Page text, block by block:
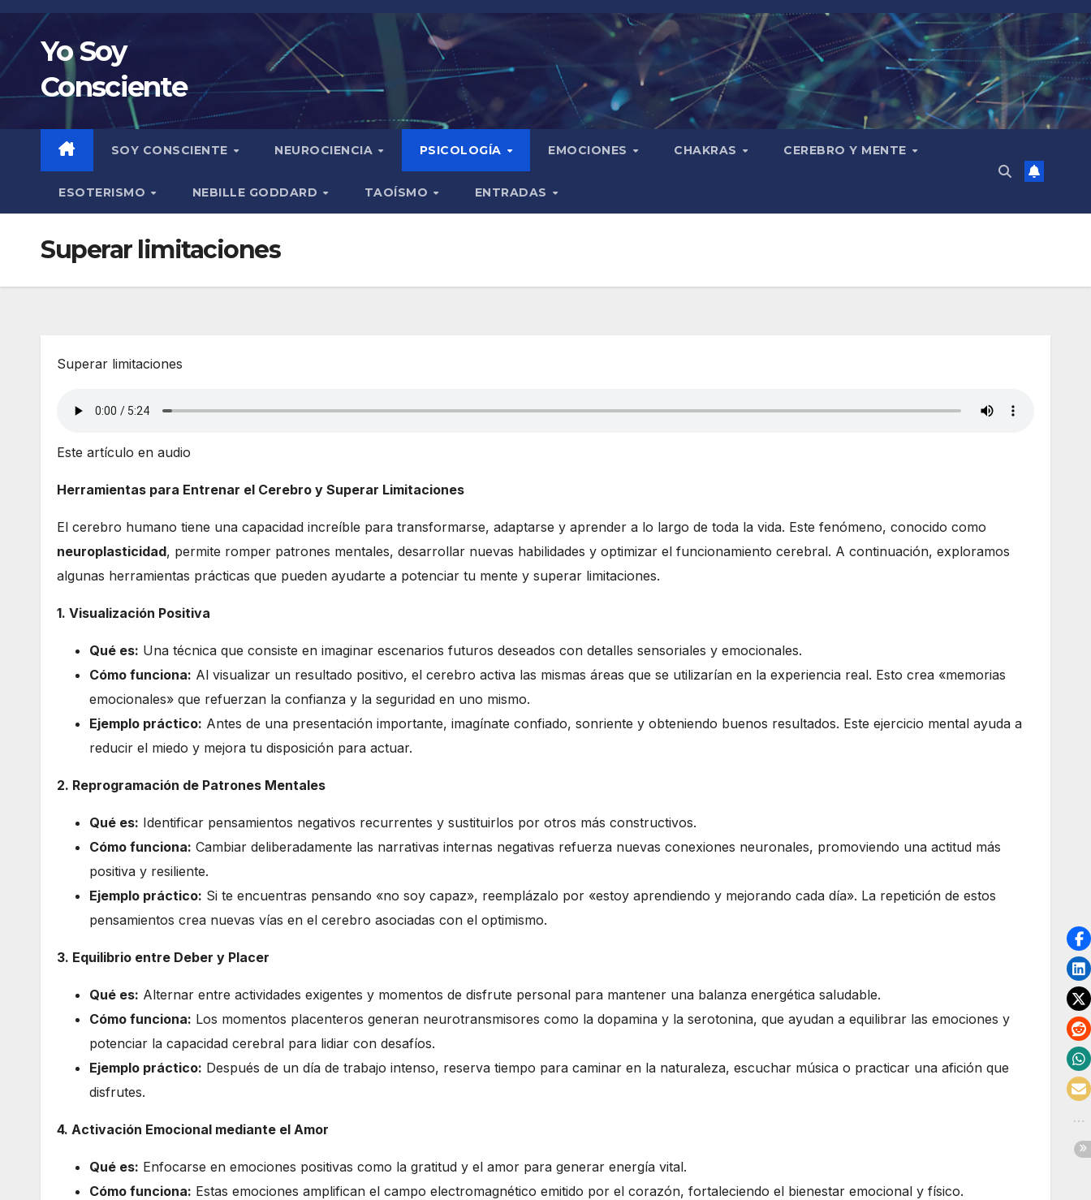
Saltar
contenidoYo Soy
Consciente
SOY CONSCIENTE NEUROCIENCIA PSICOLOGÍA EMOCIONES CHAKRAS CEREBRO Y MENTE
ESOTERISMO NEBILLE GODDARD TAOÍSMO ENTRADAS
Superar limitaciones
Superar limitaciones
Este artículo en audio
Herramientas para Entrenar el Cerebro y Superar Limitaciones
El cerebro humano tiene una capacidad increíble para transformarse, adaptarse y aprender a lo largo de toda la vida. Este fenómeno, conocido como
neuroplasticidad, permite romper patrones mentales, desarrollar nuevas habilidades y optimizar el funcionamiento cerebral. A continuación, exploramos
algunas herramientas prácticas que pueden ayudarte a potenciar tu mente y superar limitaciones.
1. Visualización Positiva
Qué es: Una técnica que consiste en imaginar escenarios futuros deseados con detalles sensoriales y emocionales.
Cómo funciona: Al visualizar un resultado positivo, el cerebro activa las mismas áreas que se utilizarían en la experiencia real. Esto crea «memorias
emocionales» que refuerzan la confianza y la seguridad en uno mismo.
Ejemplo práctico: Antes de una presentación importante, imagínate confiado, sonriente y obteniendo buenos resultados. Este ejercicio mental ayuda a
reducir el miedo y mejora tu disposición para actuar.
2. Reprogramación de Patrones Mentales
Qué es: Identificar pensamientos negativos recurrentes y sustituirlos por otros más constructivos.
Cómo funciona: Cambiar deliberadamente las narrativas internas negativas refuerza nuevas conexiones neuronales, promoviendo una actitud más
positiva y resiliente.
Ejemplo práctico: Si te encuentras pensando «no soy capaz», reemplázalo por «estoy aprendiendo y mejorando cada día». La repetición de estos
pensamientos crea nuevas vías en el cerebro asociadas con el optimismo.
3. Equilibrio entre Deber y Placer
Qué es: Alternar entre actividades exigentes y momentos de disfrute personal para mantener una balanza energética saludable.
Cómo funciona: Los momentos placenteros generan neurotransmisores como la dopamina y la serotonina, que ayudan a equilibrar las emociones y
potenciar la capacidad cerebral para lidiar con desafíos.
Ejemplo práctico: Después de un día de trabajo intenso, reserva tiempo para caminar en la naturaleza, escuchar música o practicar una afición que
disfrutes.
4. Activación Emocional mediante el Amor
Qué es: Enfocarse en emociones positivas como la gratitud y el amor para generar energía vital.
Cómo funciona: Estas emociones amplifican el campo electromagnético emitido por el corazón, fortaleciendo el bienestar emocional y físico.